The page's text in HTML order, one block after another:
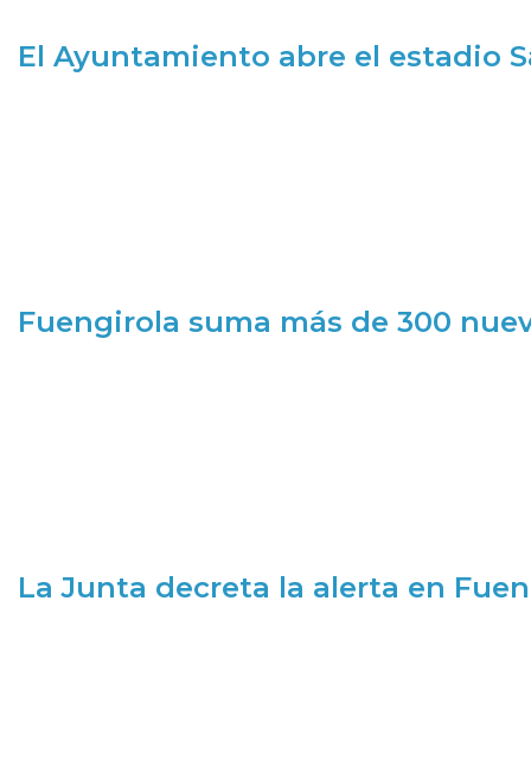
El Ayuntamiento abre el estadio
Fuengirola suma más de 300
La Junta decreta la alerta en